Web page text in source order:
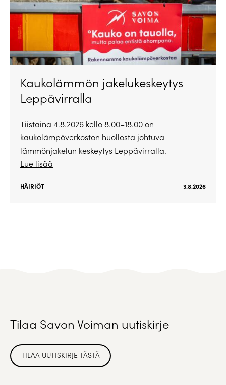
Kaukolämmön jakelukeskeytys
Leppävirralla
Tiistaina 4.8.2026 kello 8.00–18.00 on
kaukolämpöverkoston huollosta johtuva
lämmönjakelun keskeytys Leppävirralla.
Lue lisää
HÄIRIÖT 3.8.2026
Tilaa Savon Voiman uutiskirje
TILAA UUTISKIRJE TÄSTÄ